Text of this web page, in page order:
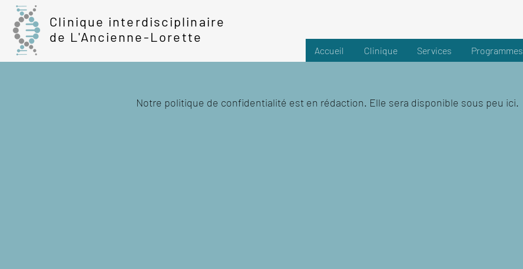
Clinique interdisciplinaire
de L'Ancienne-Lorette
Accueil Clinique Services Programmes
Notre politique de confidentialité est en rédaction. Elle sera disponible sous peu ici.